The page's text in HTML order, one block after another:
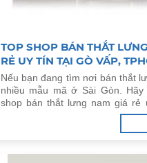
TOP SHOP BÁN THẮT
RẺ UY TÍN TẠI GÒ VẤP,
Nếu bạn đang tìm nơi bán thắt
nhiều mẫu mã ở Sài Gòn.
shop bán thắt lưng nam giá rẻ